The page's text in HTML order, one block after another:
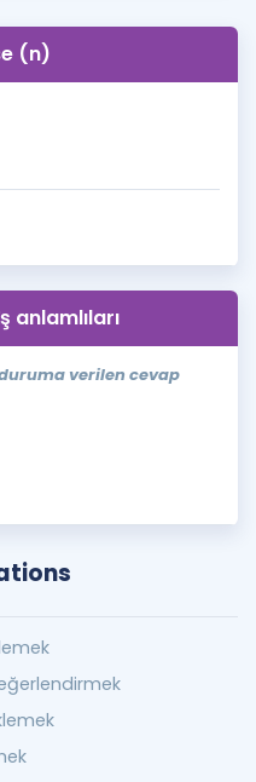
(n)
anlamlıları
verilen cevap